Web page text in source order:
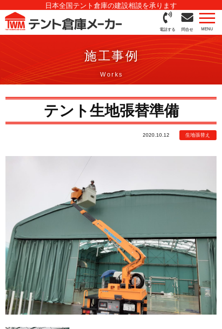
日本全国テント倉庫の建設相談を承ります
電話する 問合せ
施工事例
テント生地張替準備
2020.10.12 生地張替え